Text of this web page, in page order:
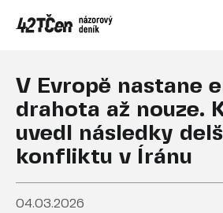
V Evropě nastane
drahota až nouze.
uvedl následky
konfliktu v Íránu
04.03.2026